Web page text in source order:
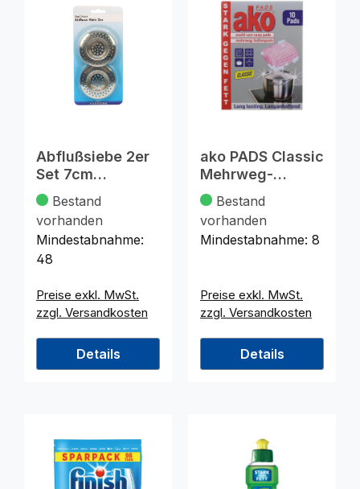
Abflußsiebe 2er
Set 7cm
verchromt auf
Karte
Bestand
vorhanden
Mindestabnahme:
48
Preise exkl. MwSt.
zzgl. Versandkosten
Details
ako PADS Classic
Mehrweg-
Seifenpads 10 St.
Bestand
vorhanden
Mindestabnahme: 8
Preise exkl. MwSt.
zzgl. Versandkosten
Details